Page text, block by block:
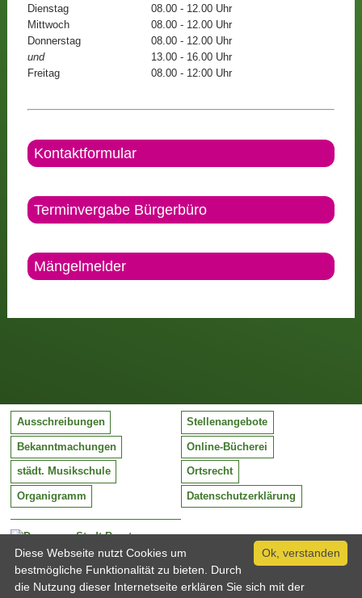
Dienstag
08.00 - 12.00 Uhr
Mittwoch
08.00 - 12.00 Uhr
Donnerstag
08.00 - 12.00 Uhr
und
13.00 - 16.00 Uhr
Freitag
08.00 - 12:00 Uhr
Kontaktformular
Terminvergabe Bürgerbüro
Mängelmelder
Stadt Barntrup
Mittelstraße 38
32683 Barntrup
Tel:
05263 / 409-0
Ausschreibungen Stellenangebote
Bekanntmachungen Online-Bücherei
städt. Musikschule Ortsrecht
Organigramm Datenschutzerklärung
Ok, verstanden
Diese Webseite nutzt Cookies um
bestmögliche Funktionalität zu bieten. Durch
die Nutzung dieser Internetseite erklären Sie sich mit der